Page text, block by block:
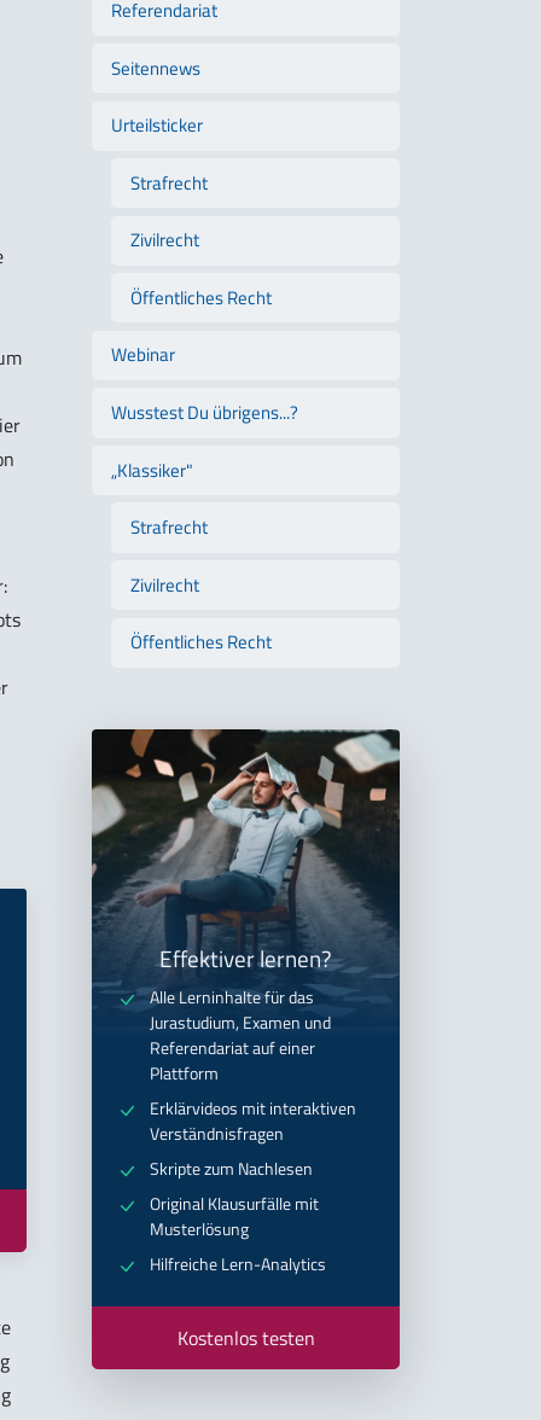
Referendariat
Seitennews
Urteilsticker
Strafrecht
Zivilrecht
Öffentliches Recht
Webinar
Wusstest Du übrigens...?
„Klassiker"
Strafrecht
Zivilrecht
Öffentliches Recht
Effektiver lernen?
Alle Lerninhalte für das
Jurastudium, Examen und
Referendariat auf einer
Plattform
Erklärvideos mit interaktiven
Verständnisfragen
Skripte zum Nachlesen
Original Klausurfälle mit
Musterlösung
Hilfreiche Lern-Analytics
Kostenlos testen